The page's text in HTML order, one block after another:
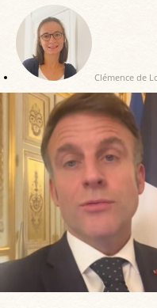
Clémence de